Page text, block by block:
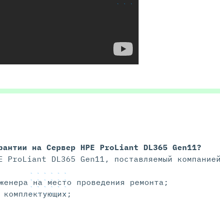
наСервер HPE ProLiant DL365 Gen11?
ProLiant DL365 Gen11, поставляемый
на место проведения ремонта;